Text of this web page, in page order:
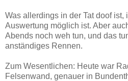
Was allerdings in der Tat doof
Auswertung möglich ist. Aber
Abends noch weh tun, und das
anständiges Rennen.
Zum Wesentlichen: Heute war
Felsenwand, genauer in